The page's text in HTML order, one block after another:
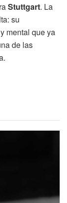
Stuttgart. La
su
mental que ya
de las